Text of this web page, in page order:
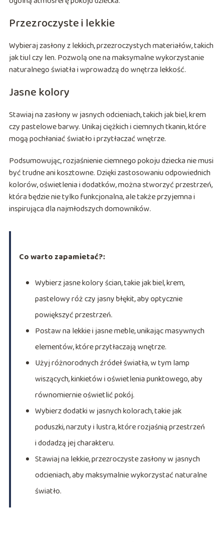
Przezroczyste i lekkie
Wybieraj zasłony z lekkich, przezroczystych materiałów, takich
jak tiul czy len. Pozwolą one na maksymalne wykorzystanie
naturalnego światła i wprowadzą do wnętrza lekkość.
Jasne kolory
Stawiaj na zasłony w jasnych odcieniach, takich jak biel, krem
czy pastelowe barwy. Unikaj ciężkich i ciemnych tkanin, które
mogą pochłaniać światło i przytłaczać wnętrze.
Podsumowując, rozjaśnienie ciemnego pokoju dziecka nie musi
być trudne ani kosztowne. Dzięki zastosowaniu odpowiednich
kolorów, oświetlenia i dodatków, można stworzyć przestrzeń,
która będzie nie tylko funkcjonalna, ale także przyjemna i
inspirująca dla najmłodszych domowników.
Co warto zapamietać?:
Wybierz jasne kolory ścian, takie jak biel, krem,
pastelowy róż czy jasny błękit, aby optycznie
powiększyć przestrzeń.
Postaw na lekkie i jasne meble, unikając masywnych
elementów, które przytłaczają wnętrze.
Użyj różnorodnych źródeł światła, w tym lamp
wiszących, kinkietów i oświetlenia punktowego, aby
równomiernie oświetlić pokój.
Wybierz dodatki w jasnych kolorach, takie jak
poduszki, narzuty i lustra, które rozjaśnią przestrzeń
i dodadzą jej charakteru.
Stawiaj na lekkie, przezroczyste zasłony w jasnych
odcieniach, aby maksymalnie wykorzystać naturalne
światło.